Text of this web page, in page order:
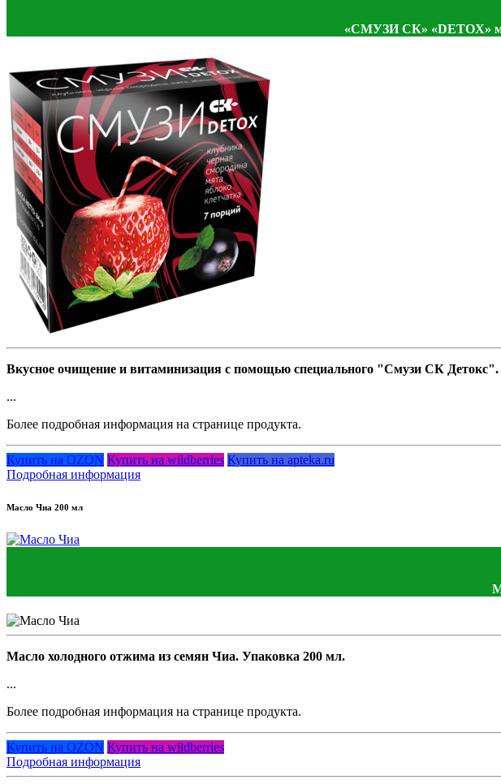
«СМУЗИ СК» «DETOX»
Вкусное очищение и витаминизация с помощью специального "Смузи СК Детокс".
...
Более подробная информация на странице продукта.
Купить на OZON Купить на wildberries Купить на apteka.ru
Подробная информация
Масло Чиа 200 мл
Масло холодного отжима из семян Чиа. Упаковка 200 мл.
...
Более подробная информация на странице продукта.
Купить на OZON Купить на wildberries
Подробная информация